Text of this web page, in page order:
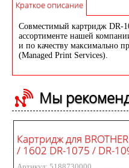
Краткое описание
Совместимый картридж DR-
ассортименте нашей
и по качеству максимально
(Managed Print Services).
Мы
Картридж для
/ 1602 DR-1075 / DR-